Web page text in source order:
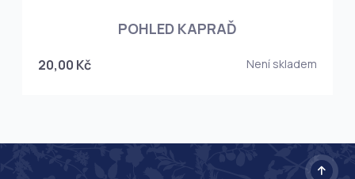
POHLED KAPRAĎ
20,00 Kč Není skladem